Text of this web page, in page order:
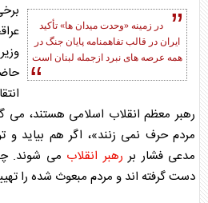
در زمینه «وحدت میدان ها» تأکید
ایران در قالب تفاهمنامه پایان جنگ در
همه عرصه های نبرد ازجمله لبنان است
رهبر معظم انقلاب اسلامی هستند، می
مردم حرف نمی زنند»، اگر هم بیاید
مدعی فشار بر رهبر انقلاب می شوند.
دست گرفته اند و مردم مبعوث شده را